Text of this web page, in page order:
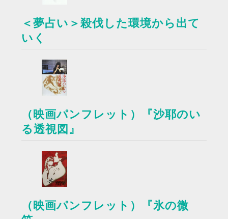
＜夢占い＞殺伐した環境から出て
いく
（映画パンフレット）『沙耶のい
る透視図』
（映画パンフレット）『氷の微